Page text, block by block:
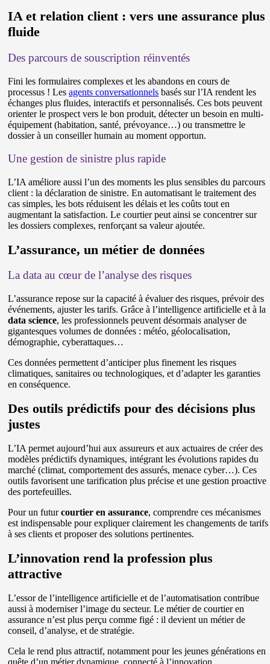
IA et relation client : vers une assurance plus
fluide
Des parcours de souscription réinventés
Fini les formulaires complexes et les abandons en cours de
processus ! Lesagents conversationnels basés sur l’IA rendent les
échanges plus fluides, interactifs et personnalisés. Ces bots peuvent
orienter le prospect vers le bon produit, détecter un besoin en multi-
équipement (habitation, santé, prévoyance…) ou transmettre le
dossier à un conseiller humain au moment opportun.
Une gestion de sinistre plus rapide
L’IA améliore aussi l’un des moments les plus sensibles du parcours
client : la déclaration de sinistre. En automatisant le traitement des
cas simples, les bots réduisent les délais et les coûts tout en
augmentant la satisfaction. Le courtier peut ainsi se concentrer sur
les dossiers complexes, renforçant sa valeur ajoutée.
L’assurance, un métier de données
La data au cœur de l’analyse des risques
L’assurance repose sur la capacité à évaluer des risques, prévoir des
événements, ajuster les tarifs. Grâce à l’intelligence artificielle et à la
data science, les professionnels peuvent désormais analyser de
gigantesques volumes de données : météo, géolocalisation,
démographie, cyberattaques…
Ces données permettent d’anticiper plus finement les risques
climatiques, sanitaires ou technologiques, et d’adapter les garanties
en conséquence.
Des outils prédictifs pour des décisions plus
justes
L’IA permet aujourd’hui aux assureurs et aux actuaires de créer des
modèles prédictifs dynamiques, intégrant les évolutions rapides du
marché (climat, comportement des assurés, menace cyber…). Ces
outils favorisent une tarification plus précise et une gestion proactive
des portefeuilles.
Pour un futurcourtier en assurance, comprendre ces mécanismes
est indispensable pour expliquer clairement les changements de tarifs
à ses clients et proposer des solutions pertinentes.
L’innovation rend la profession plus
attractive
L’essor de l’intelligence artificielle et de l’automatisation contribue
aussi à moderniser l’image du secteur. Le métier de courtier en
assurance n’est plus perçu comme figé : il devient un métier de
conseil, d’analyse, et de stratégie.
Cela le rend plus attractif, notamment pour les jeunes générations en
quête d’un métier dynamique, connecté à l’innovation.